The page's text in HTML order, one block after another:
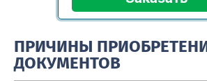
ПРИЧИНЫ
ДОКУМЕНТОВ